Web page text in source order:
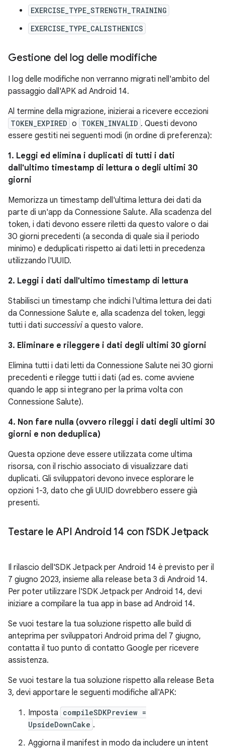
EXERCISE_TYPE_STRENGTH_TRAINING
EXERCISE_TYPE_CALISTHENICS
Gestione del log delle modifiche
I log delle modifiche non verranno migrati nell'ambito del
passaggio dall'APK ad Android 14.
Al termine della migrazione, inizierai a ricevere eccezioni
TOKEN_EXPIRED o TOKEN_INVALID . Questi devono
essere gestiti nei seguenti modi (in ordine di preferenza):
1. Leggi ed elimina i duplicati di tutti i dati
dall'ultimo timestamp di lettura o degli ultimi 30
giorni
Memorizza un timestamp dell'ultima lettura dei dati da
parte di un'app da Connessione Salute. Alla scadenza del
token, i dati devono essere riletti da questo valore o dai
30 giorni precedenti (a seconda di quale sia il periodo
minimo) e deduplicati rispetto ai dati letti in precedenza
utilizzando l'UUID.
2. Leggi i dati dall'ultimo timestamp di lettura
Stabilisci un timestamp che indichi l'ultima lettura dei dati
da Connessione Salute e, alla scadenza del token, leggi
tutti i dati successivi a questo valore.
3. Eliminare e rileggere i dati degli ultimi 30 giorni
Elimina tutti i dati letti da Connessione Salute nei 30 giorni
precedenti e rilegge tutti i dati (ad es. come avviene
quando le app si integrano per la prima volta con
Connessione Salute).
4. Non fare nulla (ovvero rileggi i dati degli ultimi 30
giorni e non deduplica)
Questa opzione deve essere utilizzata come ultima
risorsa, con il rischio associato di visualizzare dati
duplicati. Gli sviluppatori devono invece esplorare le
opzioni 1-3, dato che gli UUID dovrebbero essere già
presenti.
Testare le API Android 14 con l'SDK Jetpack
Il rilascio dell'SDK Jetpack per Android 14 è previsto per il
7 giugno 2023, insieme alla release beta 3 di Android 14.
Per poter utilizzare l'SDK Jetpack per Android 14, devi
iniziare a compilare la tua app in base ad Android 14.
Se vuoi testare la tua soluzione rispetto alle build di
anteprima per sviluppatori Android prima del 7 giugno,
contatta il tuo punto di contatto Google per ricevere
assistenza.
Se vuoi testare la tua soluzione rispetto alla release Beta
3, devi apportare le seguenti modifiche all'APK:
Imposta compileSDKPreview =
UpsideDownCake .
Aggiorna il manifest in modo da includere un intent